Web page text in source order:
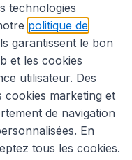
générales
technologies
politique de
garantissent le bon
et les cookies
utilisateur. Des
cookies marketing et
de navigation
En
tous les cookies.